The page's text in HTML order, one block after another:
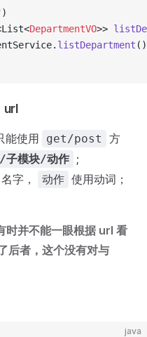
)
List<DepartmentVO>>
. listDepartment
url
能使用 get/post
方
子模块/动作 ;
字， 动作 使用动词；
并不能一眼根据 url 看
后者，这个没有对与
java